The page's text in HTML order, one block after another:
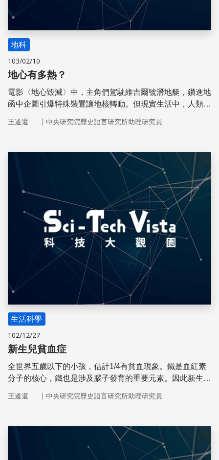
地科
103/02/10
地心有多熱？
電影〈地心毀滅〉中，主角們駕駛維吉爾號潛地艇，鑽進地
函中企圖引爆特殊裝置讓地核轉動。但現實生活中，人類根
王道還 ｜ 中央研究院歷史語言研究所助理研究員
儲存
生活科學
102/12/27
新生兒貧血症
全世界五歲以下的小孩，估計1/4有貧血現象。鐵是血紅素
分子的核心，鐵也是涉及腦子發育的重要元素。因此新生兒
王道還 ｜ 中央研究院歷史語言研究所助理研究員
儲存